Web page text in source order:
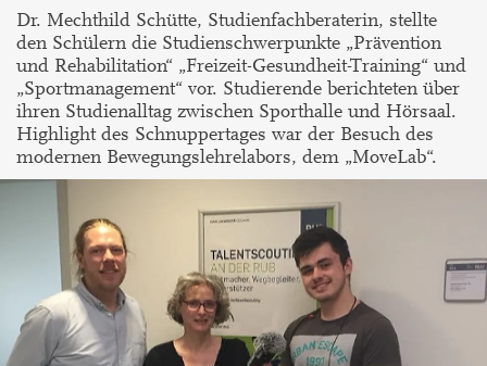
Dr. Mechthild Schütte, Studienfachberaterin, stellte
den Schülern die Studienschwerpunkte „Prävention
und Rehabilitation“ „Freizeit-Gesundheit-Training“ und
„Sportmanagement“ vor. Studierende berichteten über
ihren Studienalltag zwischen Sporthalle und Hörsaal.
Highlight des Schnuppertages war der Besuch des
modernen Bewegungslehrelabors, dem „MoveLab“.